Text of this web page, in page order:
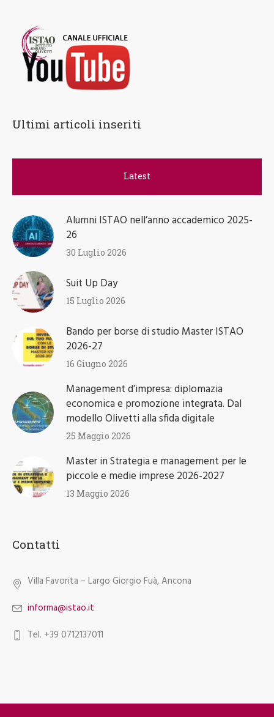
Ultimi articoli inseriti
Latest
Alumni ISTAO nell’anno accademico 2025-
26
30 Luglio 2026
Suit Up Day
15 Luglio 2026
Bando per borse di studio Master ISTAO
2026-27
16 Giugno 2026
Management d’impresa: diplomazia
economica e promozione integrata. Dal
modello Olivetti alla sfida digitale
25 Maggio 2026
Master in Strategia e management per le
piccole e medie imprese 2026-2027
13 Maggio 2026
Contatti
Villa Favorita – Largo Giorgio Fuà, Ancona
informa@istao.it
Tel. +39 0712137011